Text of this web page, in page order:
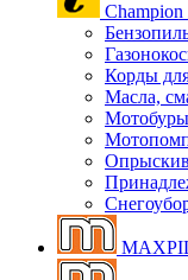
Champion
Корды
Масла,